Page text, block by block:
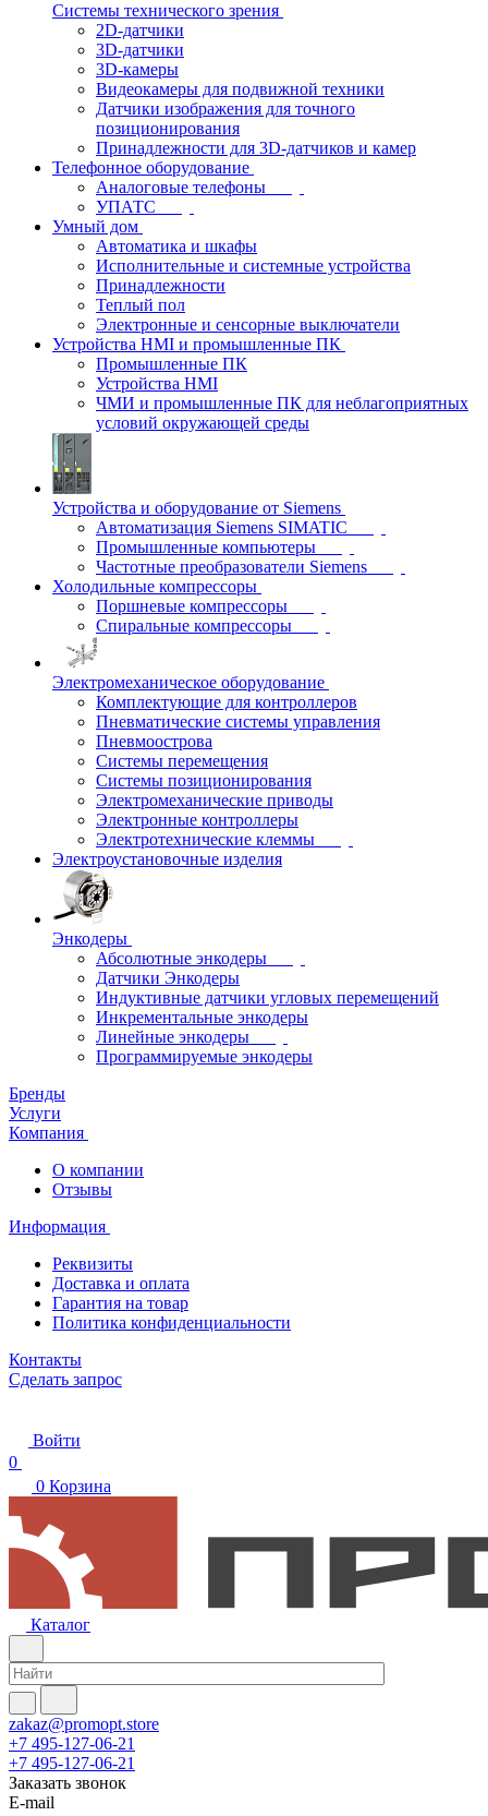
Системы технического зрения
2D-датчики
3D-датчики
3D-камеры
Видеокамеры для подвижной техники
Датчики изображения для точного
позиционирования
Принадлежности для 3D-датчиков и камер
Телефонное оборудование
Аналоговые телефоны
УПАТС
Умный дом
Автоматика и шкафы
Исполнительные и системные устройства
Принадлежности
Теплый пол
Электронные и сенсорные выключатели
Устройства HMI и промышленные ПК
Промышленные ПК
Устройства HMI
ЧМИ и промышленные ПК для неблагоприятных
условий окружающей среды
Устройства и оборудование от Siemens
Автоматизация Siemens SIMATIC
Промышленные компьютеры
Частотные преобразователи Siemens
Холодильные компрессоры
Поршневые компрессоры
Спиральные компрессоры
Электромеханическое оборудование
Комплектующие для контроллеров
Пневматические системы управления
Пневмоострова
Системы перемещения
Системы позиционирования
Электромеханические приводы
Электронные контроллеры
Электротехнические клеммы
Электроустановочные изделия
Энкодеры
Абсолютные энкодеры
Датчики Энкодеры
Индуктивные датчики угловых перемещений
Инкрементальные энкодеры
Линейные энкодеры
Программируемые энкодеры
Бренды
Услуги
Компания
О компании
Отзывы
Информация
Реквизиты
Доставка и оплата
Гарантия на товар
Политика конфиденциальности
Контакты
Сделать запрос
Войти
0
0 Корзина
Каталог
zakaz@promopt.store
+7 495-127-06-21
+7 495-127-06-21
Заказать звонок
E-mail